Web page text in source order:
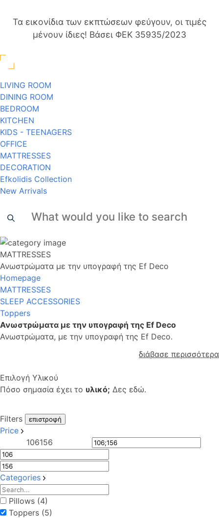
Τα εικονίδια των εκπτώσεων φεύγουν, οι τιμές
μένουν ίδιες! Βάσει ΦΕΚ 35935/2023
LIVING ROOM
DINING ROOM
BEDROOM
KITCHEN
KIDS - TEENAGERS
OFFICE
MATTRESSES
DECORATION
Efkolidis Collection
New Arrivals
MATTRESSES
Ανωστρώματα με την υπογραφή της Ef Deco
Homepage
MATTRESSES
SLEEP ACCESSORIES
Toppers
Ανωστρώματα με την υπογραφή της Ef Deco
Ανωστρώματα, με την υπογραφή της Ef Deco.
διάβασε περισσότερα
Επιλογή Υλικού
Πόσο σημασία έχει το υλικό; Δες εδώ.
Filters επιστροφή
Price
106156
Categories
Pillows (4)
Toppers (5)